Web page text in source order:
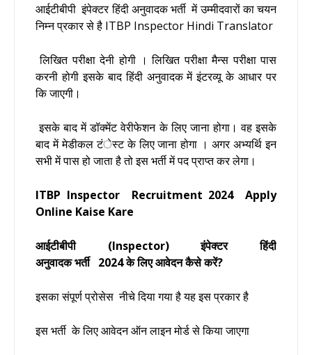
आईटीबीपी इंपेक्टर हिंदी अनुवादक भर्तीमें उम्मीदवारों का चयन
निम्न प्रकार से है ITBP Inspector Hindi Translator
लिखित परीक्षा देनी होगी ।लिखित परीक्षा मैन्स परीक्षा पास
करनी होगी इसके बादहिंदी अनुवादकमें इंटरव्यू के आधार पर
कि जाएगी।
इसके बाद में डॉक्मेंट वेरीफेशन के लिए जाना होगा। वह इसके
बाद में मेडीकल टंेस्ट के लिए जाना होगा । अगर अभ्यर्थि इन
सभी में पास हो जाता है तो इस भर्ती में पद प्राप्त कर लेगा।
ITBP Inspector Recruitment 2024
Apply
Online Kaise Kare
आईटीबीपी (Inspector) इंपेक्टर हिंदी
अनुवादक भर्ती 2024 के लिए आवेदन कैसे करें?
इसका संपूर्ण प्रोसेस नीचे दिया गया है यह इस प्रकार है
इस भर्ती के लिए आवेदन ऑन लाइन मोर्ड से किया जाएगा